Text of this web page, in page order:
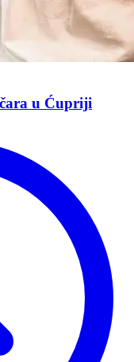
u Ćupriji